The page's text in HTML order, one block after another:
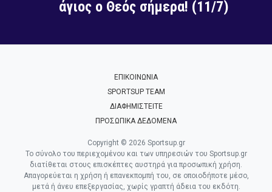
άγιος ο Θεός σήμερα! (11/7)
ΕΠΙΚΟΙΝΩΝΙΑ
SPORTSUP TEAM
ΔΙΑΦΗΜΙΣΤΕΙΤΕ
ΠΡΟΣΩΠΙΚΑ ΔΕΔΟΜΕΝΑ
Copyright © 2026 Sportsup.gr
Το σύνολο του περιεχομένου και των υπηρεσιών του Sportsup.gr
διατίθεται στους επισκέπτες αυστηρά για προσωπική χρήση.
Απαγορεύεται η χρήση ή επανεκπομπή του, σε οποιοδήποτε μέσο,
μετά ή άνευ επεξεργασίας, χωρίς γραπτή άδεια του εκδότη.